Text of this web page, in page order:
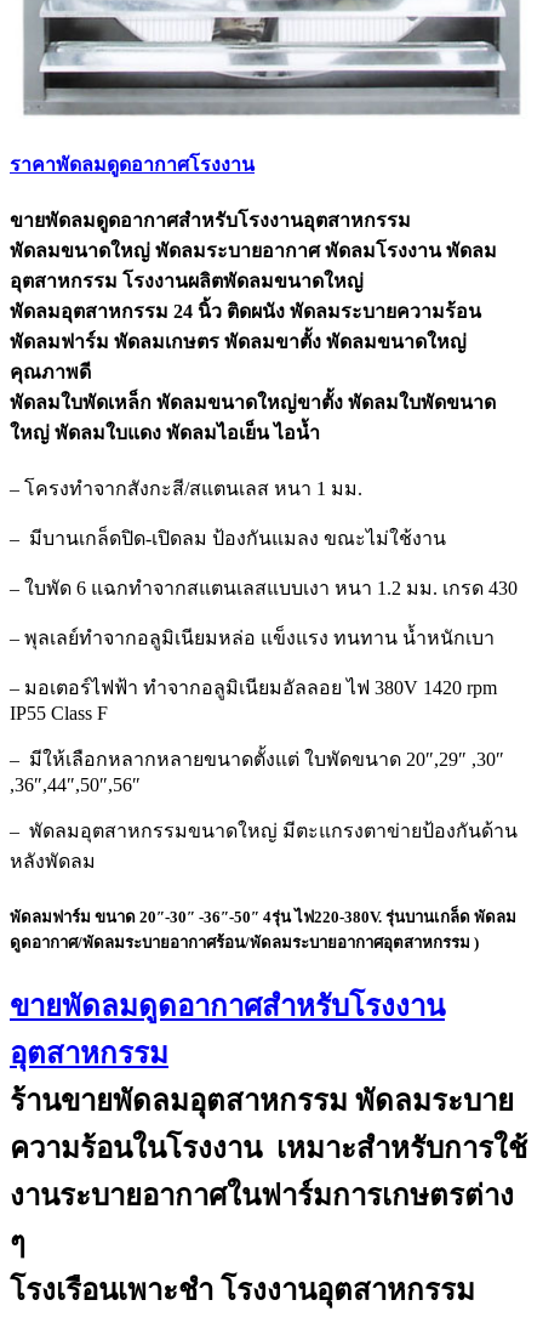
ราคาพัดลมดูดอากาศโรงงาน
ขายพัดลมดูดอากาศสำหรับโรงงานอุตสาหกรรม
พัดลมขนาดใหญ่ พัดลมระบายอากาศ พัดลมโรงงาน พัดลม
อุตสาหกรรม โรงงานผลิตพัดลมขนาดใหญ่
พัดลมอุตสาหกรรม 24 นิ้ว ติดผนัง พัดลมระบายความร้อน
พัดลมฟาร์ม พัดลมเกษตร พัดลมขาตั้ง พัดลมขนาดใหญ่
คุณภาพดี
พัดลมใบพัดเหล็ก พัดลมขนาดใหญ่ขาตั้ง พัดลมใบพัดขนาด
ใหญ่ พัดลมใบแดง พัดลมไอเย็น ไอน้ำ
– โครงทำจากสังกะสี/สแตนเลส หนา 1 มม.
– มีบานเกล็ดปิด-เปิดลม ป้องกันแมลง ขณะไม่ใช้งาน
– ใบพัด 6 แฉกทำจากสแตนเลสแบบเงา หนา 1.2 มม. เกรด 430
– พุลเลย์ทำจากอลูมิเนียมหล่อ แข็งแรง ทนทาน น้ำหนักเบา
– มอเตอร์ไฟฟ้า ทำจากอลูมิเนียมอัลลอย ไฟ 380V 1420 rpm
IP55 Class F
– มีให้เลือกหลากหลายขนาดตั้งแต่ ใบพัดขนาด 20″,29″ ,30″
,36″,44″,50″,56″
– พัดลมอุตสาหกรรมขนาดใหญ่ มีตะแกรงตาข่ายป้องกันด้าน
หลังพัดลม
พัดลมฟาร์ม ขนาด 20″-30″ -36″-50″ 4รุ่น ไฟ220-380V. รุ่นบานเกล็ด พัดลม
ดูดอากาศ/พัดลมระบายอากาศร้อน/พัดลมระบายอากาศอุตสาหกรรม )
ขายพัดลมดูดอากาศสำหรับโรงงาน
อุตสาหกรรม
ร้านขายพัดลมอุตสาหกรรม พัดลมระบาย
ความร้อนในโรงงาน เหมาะสำหรับการใช้
งานระบายอากาศในฟาร์มการเกษตรต่าง
ๆ
โรงเรือนเพาะชำ โรงงานอุตสาหกรรม